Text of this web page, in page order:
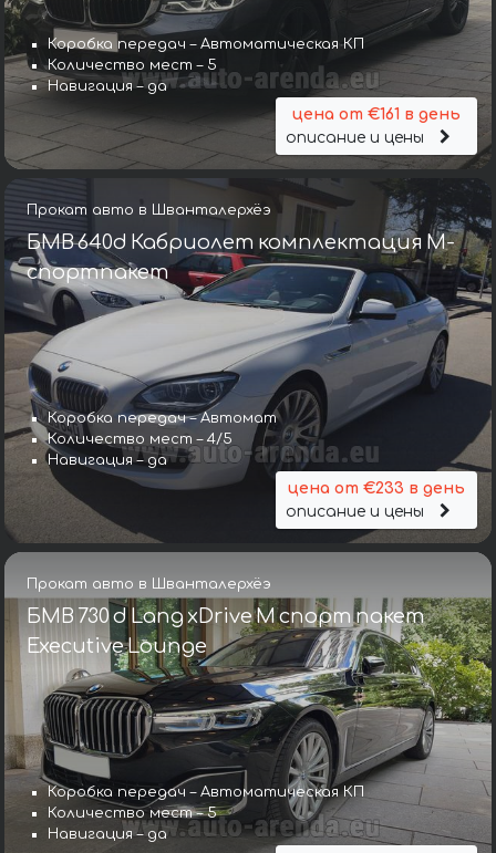
Коробка передач – Автоматическая КП
Количество мест – 5
Навигация – да
цена от €161 в день
описание и цены
Прокат авто в Шванталерхёэ
БМВ 640d Кабриолет комплектация М-
спортпакет
Коробка передач – Автомат
Количество мест – 4/5
Навигация – да
цена от €233 в день
описание и цены
Прокат авто в Шванталерхёэ
БМВ 730 d Lang xDrive M спорт пакет
Executive Lounge
Коробка передач – Автоматическая КП
Количество мест – 5
Навигация – да